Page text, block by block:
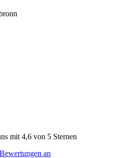
mit 4,6 von 5 Sternen
an